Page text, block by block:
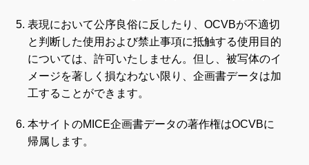
表現において公序良俗に反したり、OCVBが不適切
と判断した使用および禁止事項に抵触する使用目的
については、許可いたしません。但し、被写体のイ
メージを著しく損なわない限り、企画書データは加
工することができます。
本サイトのMICE企画書データの著作権はOCVBに
帰属します。